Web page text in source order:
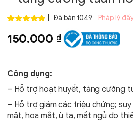
Đã bán 1049 Pháp lý
150.000 ₫
Công dụng:
– Hỗ trợ hoạt huyết, tăng cường
– Hỗ trợ giảm các triệu chứng;
mặt, hoa mắt, ù ta, mất ngủ do